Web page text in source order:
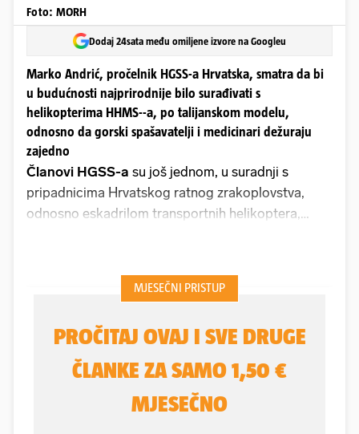
Foto: MORH
Dodaj 24sata među omiljene izvore na Googleu
Marko Andrić, pročelnik HGSS-a Hrvatska, smatra da bi
u budućnosti najprirodnije bilo surađivati s
helikopterima HHMS--a, po talijanskom modelu,
odnosno da gorski spašavatelji i medicinari dežuraju
zajedno
Članovi HGSS-a su još jednom, u suradnji s
pripadnicima Hrvatskog ratnog zrakoplovstva,
odnosno eskadrilom transportnih helikoptera,
Samarskih stijena u središnjem dijelu Velike Kapele
u Gorskom kotaru. Bilo je to u nedjelju. U akciji su
i Koprivnice. Ozlijeđenu ženu helikopter HRZ-a
prevezao je do helidroma Delta, gdje ju je preuzeo
tim Hitne medicinske pomoći Rijeka. Dan ranije
HGSS je upućen i na teren između doma na